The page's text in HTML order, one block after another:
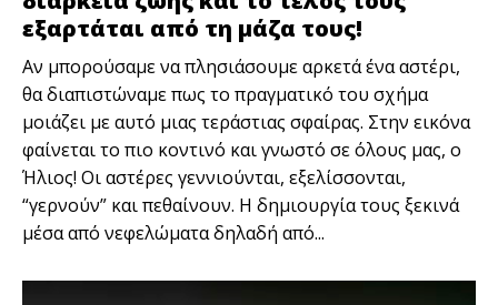
εξαρτάται από τη μάζα τους!
Αν μπορούσαμε να πλησιάσουμε αρκετά ένα αστέρι,
θα διαπιστώναμε πως το πραγματικό του σχήμα
μοιάζει με αυτό μιας τεράστιας σφαίρας. Στην εικόνα
φαίνεται το πιο κοντινό και γνωστό σε όλους μας, ο
Ήλιος! Οι αστέρες γεννιούνται, εξελίσσονται,
“γερνούν” και πεθαίνουν. Η δημιουργία τους ξεκινά
μέσα από νεφελώματα δηλαδή από...